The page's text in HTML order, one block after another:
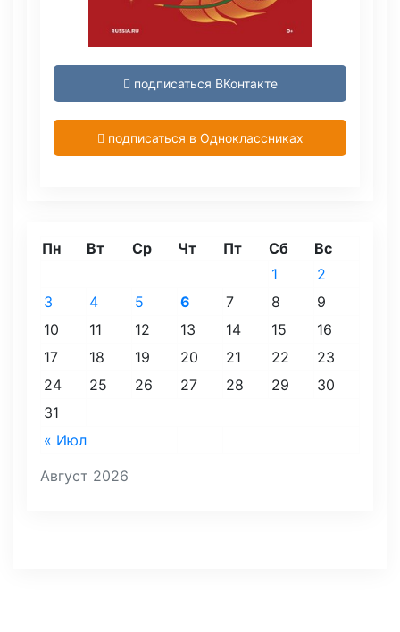
подписаться ВКонтакте
подписаться в Одноклассниках
Август 2026
Пн Вт Ср Чт Пт Сб Вс
« Июл
1
2
3
4 5 6 7 8
9
10
11 12 13 14 15
16
17
18 19 20 21 22
23
24
25 26 27 28 29
30
31